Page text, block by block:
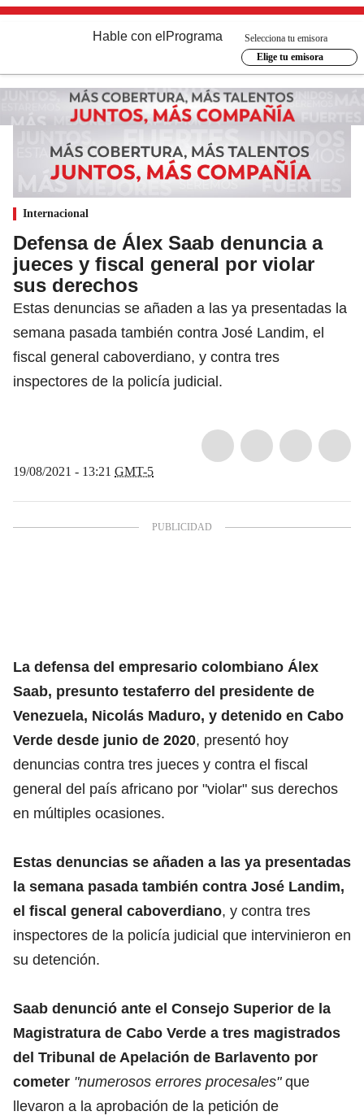
Hable con el Programa
Selecciona tu emisora
Elige tu emisora
Internacional
Defensa de Álex Saab denuncia a
jueces y fiscal general por violar
sus derechos
Estas denuncias se añaden a las ya presentadas la
semana pasada también contra José Landim, el
fiscal general caboverdiano, y contra tres
inspectores de la policía judicial.
19/08/2021 - 13:21 GMT-5
La defensa del empresario colombiano Álex
Saab, presunto testaferro del presidente de
Venezuela, Nicolás Maduro, y detenido en Cabo
Verde desde junio de 2020, presentó hoy
denuncias contra tres jueces y contra el fiscal
general del país africano por "violar" sus derechos
en múltiples ocasiones.
Estas denuncias se añaden a las ya presentadas
la semana pasada también contra José Landim,
el fiscal general caboverdiano, y contra tres
inspectores de la policía judicial que intervinieron en
su detención.
Saab denunció ante el Consejo Superior de la
Magistratura de Cabo Verde a tres magistrados
del Tribunal de Apelación de Barlavento por
cometer "numerosos errores procesales"que
llevaron a la aprobación de la petición de